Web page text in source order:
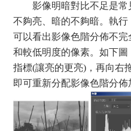
影像明暗對比不足是常
不夠亮、暗的不夠暗。執行
可以看出影像色階分佈不
和較低明度的像素。如下
指標(讓亮的更亮)，再向右
即可重新分配影像色階分佈